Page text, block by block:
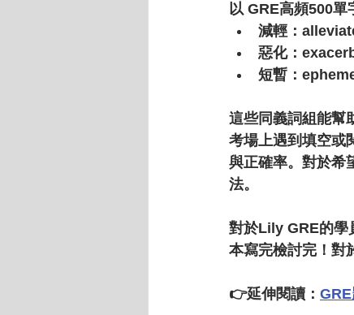
以 GRE高頻500單
減輕 ：
惡化：
短暫 ：
這些同義詞組能幫
考場上遇到填空或
與正確率。對於希
法。
對於Lily GRE的學
本寫完檢討完！對
👉延伸閱讀：